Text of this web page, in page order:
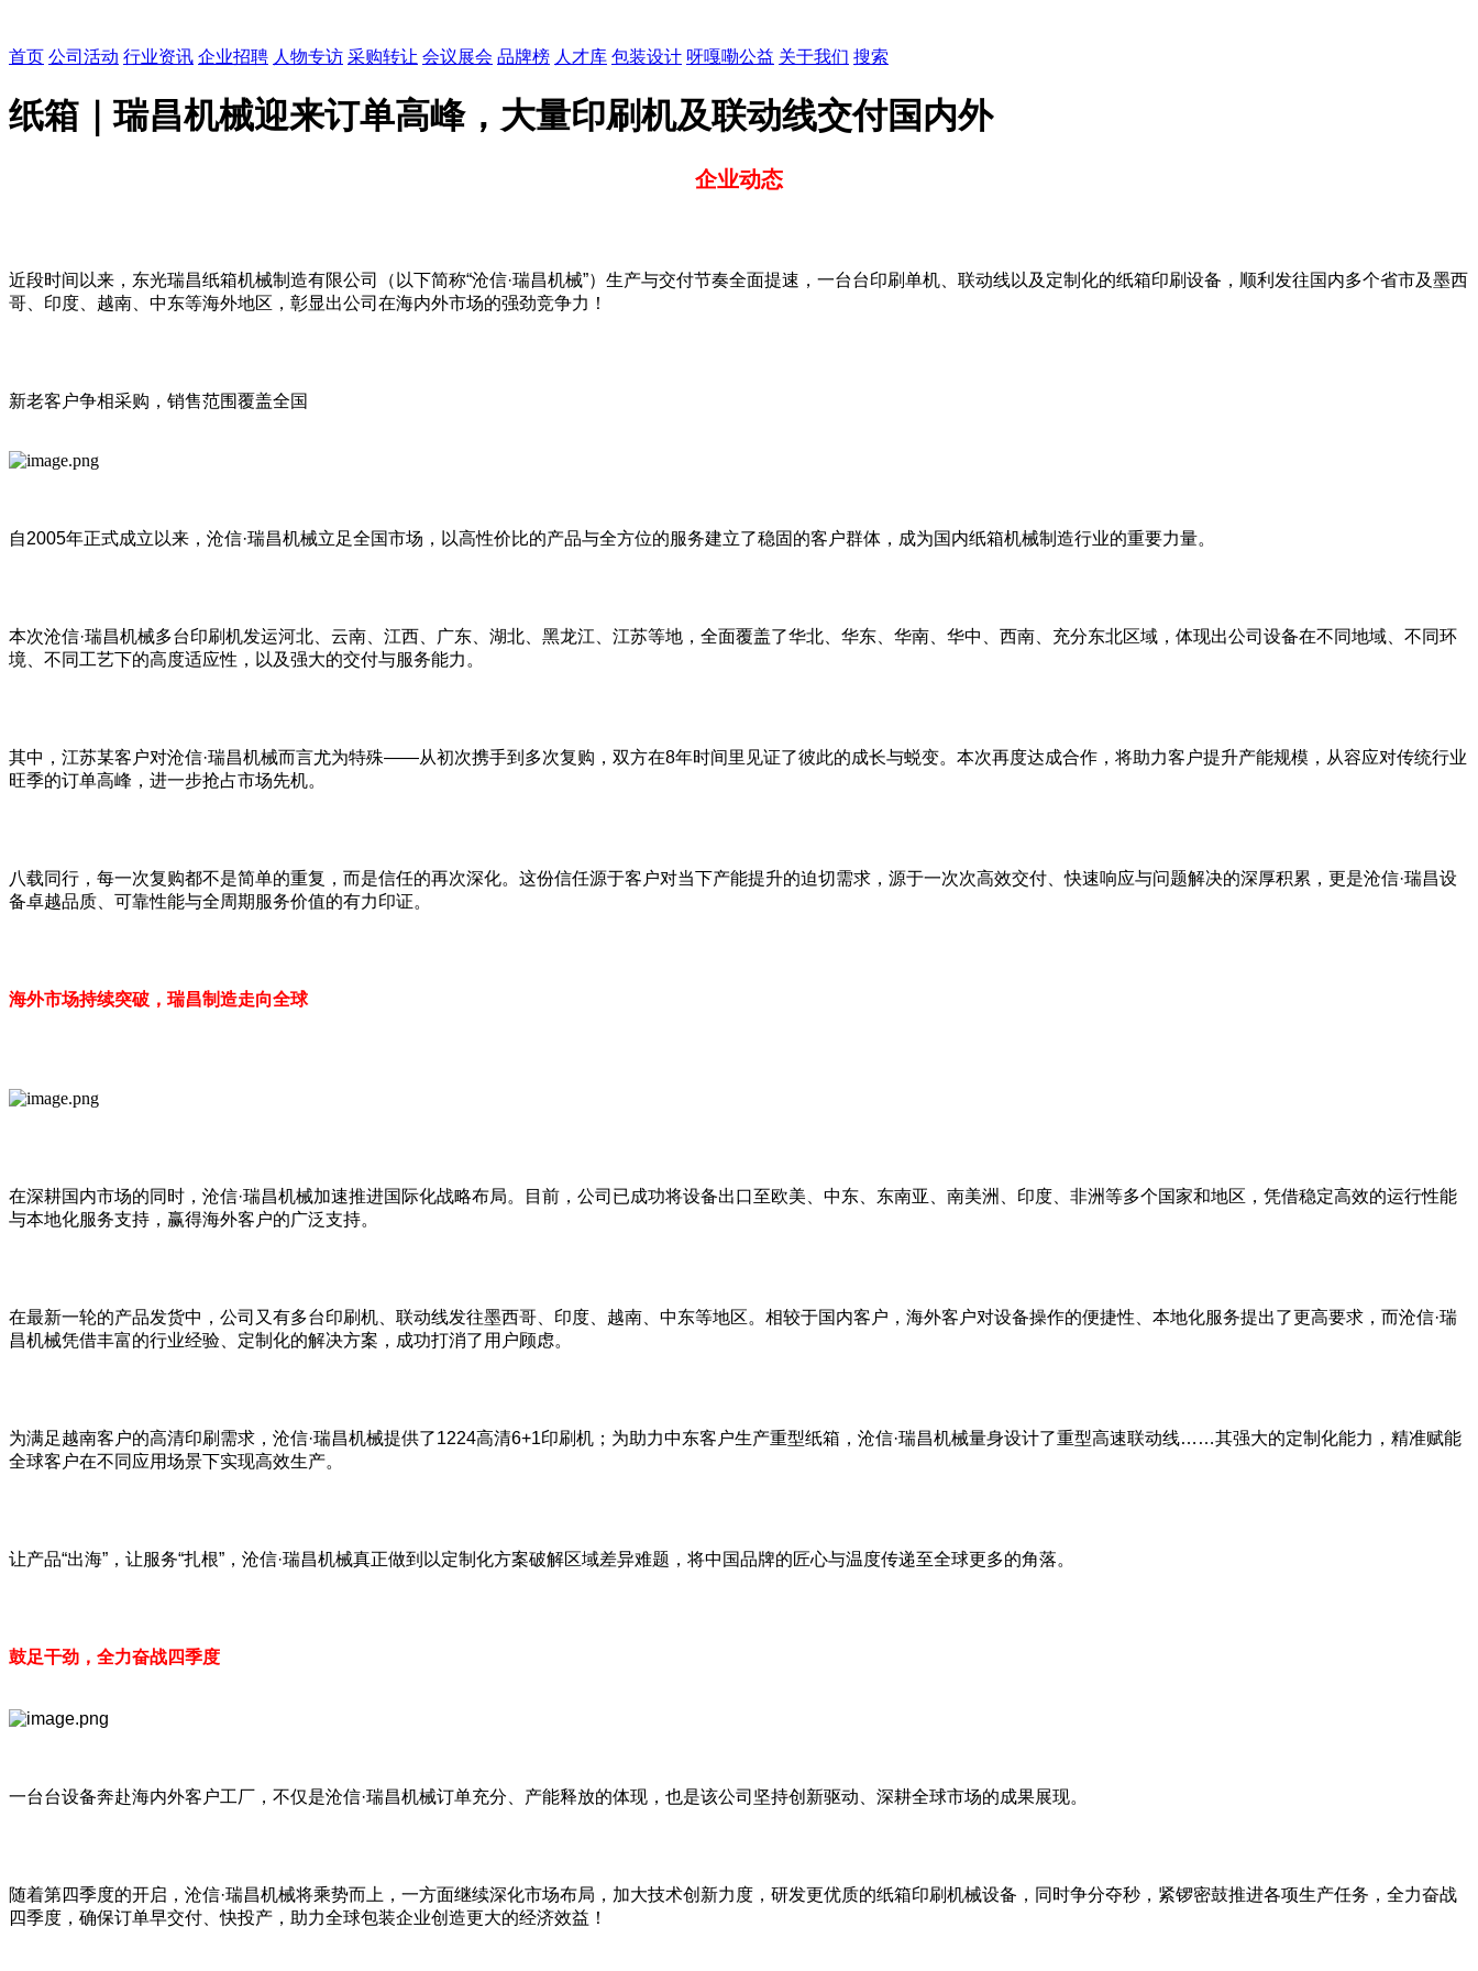
首页 公司活动 行业资讯 企业招聘 人物专访 采购转让 会议展会 品牌榜 人才库 包装设计 呀嘎嘞公益 关于我们 搜索
纸箱｜瑞昌机械迎来订单高峰，大量印刷机及联动线交付国内外
企业动态
近段时间以来，东光瑞昌纸箱机械制造有限公司（以下简称“沧信·瑞昌机械”）生产与交付节奏全面提速，一台台印刷单机、联动线以及定制化的纸箱印刷设备，顺利发往国内多个省市及墨西
哥、印度、越南、中东等海外地区，彰显出公司在海内外市场的强劲竞争力！
新老客户争相采购，销售范围覆盖全国
自2005年正式成立以来，沧信·瑞昌机械立足全国市场，以高性价比的产品与全方位的服务建立了稳固的客户群体，成为国内纸箱机械制造行业的重要力量。
本次沧信·瑞昌机械多台印刷机发运河北、云南、江西、广东、湖北、黑龙江、江苏等地，全面覆盖了华北、华东、华南、华中、西南、充分东北区域，体现出公司设备在不同地域、不同环
境、不同工艺下的高度适应性，以及强大的交付与服务能力。
其中，江苏某客户对沧信·瑞昌机械而言尤为特殊——从初次携手到多次复购，双方在8年时间里见证了彼此的成长与蜕变。本次再度达成合作，将助力客户提升产能规模，从容应对传统行业
旺季的订单高峰，进一步抢占市场先机。
八载同行，每一次复购都不是简单的重复，而是信任的再次深化。这份信任源于客户对当下产能提升的迫切需求，源于一次次高效交付、快速响应与问题解决的深厚积累，更是沧信·瑞昌设
备卓越品质、可靠性能与全周期服务价值的有力印证。
海外市场持续突破，瑞昌制造走向全球
在深耕国内市场的同时，沧信·瑞昌机械加速推进国际化战略布局。目前，公司已成功将设备出口至欧美、中东、东南亚、南美洲、印度、非洲等多个国家和地区，凭借稳定高效的运行性能
与本地化服务支持，赢得海外客户的广泛支持。
在最新一轮的产品发货中，公司又有多台印刷机、联动线发往墨西哥、印度、越南、中东等地区。相较于国内客户，海外客户对设备操作的便捷性、本地化服务提出了更高要求，而沧信·瑞
昌机械凭借丰富的行业经验、定制化的解决方案，成功打消了用户顾虑。
为满足越南客户的高清印刷需求，沧信·瑞昌机械提供了1224高清6+1印刷机；为助力中东客户生产重型纸箱，沧信·瑞昌机械量身设计了重型高速联动线……其强大的定制化能力，精准赋能
全球客户在不同应用场景下实现高效生产。
让产品“出海”，让服务“扎根”，沧信·瑞昌机械真正做到以定制化方案破解区域差异难题，将中国品牌的匠心与温度传递至全球更多的角落。
鼓足干劲，全力奋战四季度
一台台设备奔赴海内外客户工厂，不仅是沧信·瑞昌机械订单充分、产能释放的体现，也是该公司坚持创新驱动、深耕全球市场的成果展现。
随着第四季度的开启，沧信·瑞昌机械将乘势而上，一方面继续深化市场布局，加大技术创新力度，研发更优质的纸箱印刷机械设备，同时争分夺秒，紧锣密鼓推进各项生产任务，全力奋战
四季度，确保订单早交付、快投产，助力全球包装企业创造更大的经济效益！